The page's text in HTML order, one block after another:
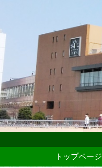
トップページ